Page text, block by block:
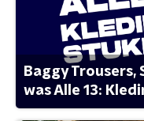
Baggy Trousers,
was Alle 13: